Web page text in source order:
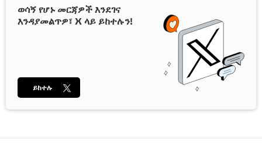
ወሳኝ የሆኑ መርጃዎች እንደገና
እንዳያመልጥዎ፣ X ላይ ይከተሉን!
ይከተሉ